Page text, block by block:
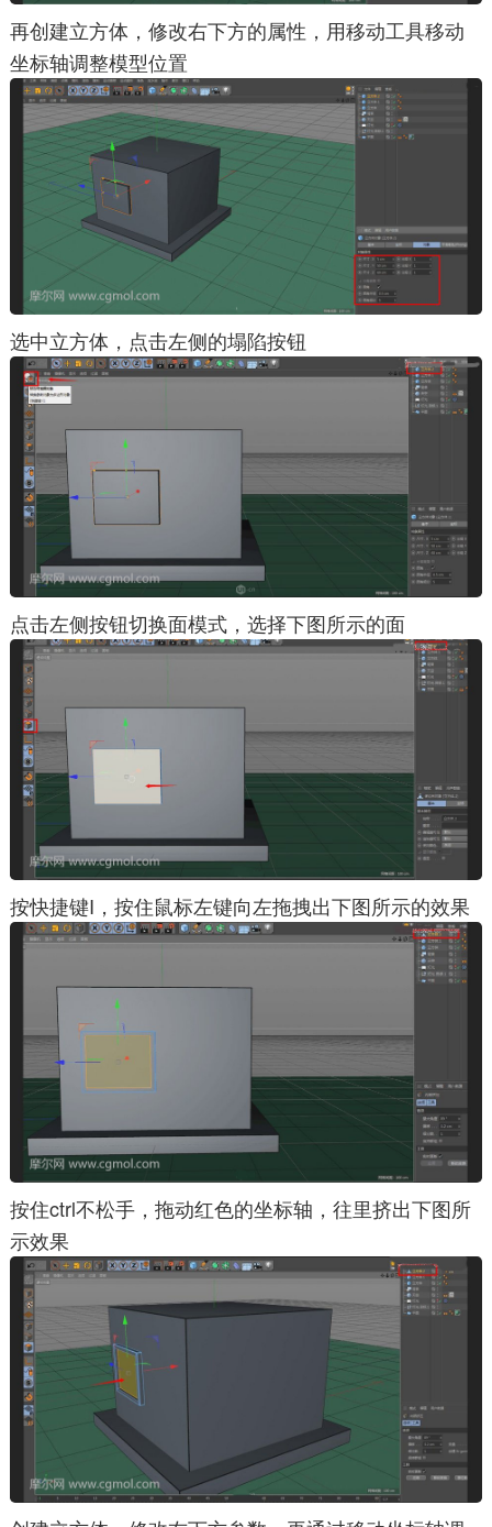
再创建立方体，修改右下方的属性，用移动工具移动
坐标轴调整模型位置
选中立方体，点击左侧的塌陷按钮
点击左侧按钮切换面模式，选择下图所示的面
按快捷键I，按住鼠标左键向左拖拽出下图所示的效果
按住ctrl不松手，拖动红色的坐标轴，往里挤出下图所
示效果